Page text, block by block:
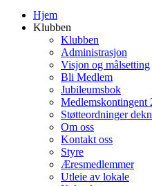
Hjem
Klubben
Klubben
Administrasjon
Visjon og målsetting
Bli Medlem
Jubileumsbok
Medlemskontingent
Støtteordninger
Om oss
Kontakt oss
Styre
Æresmedlemmer
Utleie av lokale